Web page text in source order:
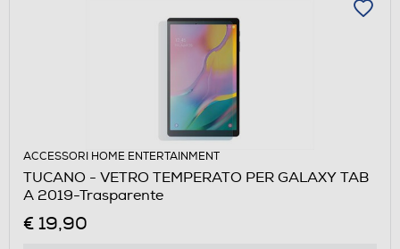
ACCESSORI HOME ENTERTAINMENT
TUCANO - VETRO TEMPERATO PER GALAXY TAB
A 2019-Trasparente
€ 19,90